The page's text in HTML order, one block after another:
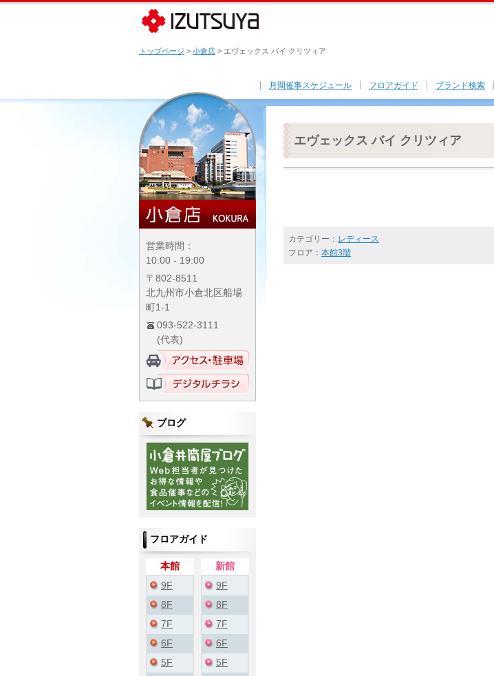
トップページ > 小倉店 > エヴェックス バイ クリツィア
月間催事スケジュール フロアガイド ブランド検索
営業時間：
10:00 - 19:00
〒802-8511
北九州市小倉北区船場
町1-1
093-522-3111
(代表)
ブログ
フロアガイド
本館
9F
8F
7F
6F
5F
新館
9F
8F
7F
6F
5F
エヴェックス バイ クリツィア
カテゴリー： レディース
フロア： 本館3階